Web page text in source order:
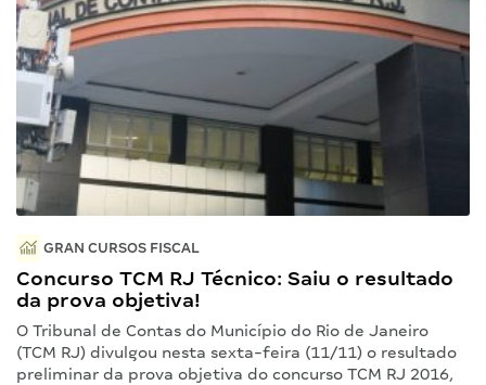
GRAN CURSOS FISCAL
Concurso TCM RJ Técnico: Saiu o resultado
da prova objetiva!
O Tribunal de Contas do Município do Rio de Janeiro
(TCM RJ) divulgou nesta sexta-feira (11/11) o resultado
preliminar da prova objetiva do concurso TCM RJ 2016,